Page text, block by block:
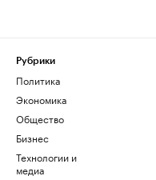
Рубрики
Политика
Экономика
Общество
Бизнес
Технологии и
медиа